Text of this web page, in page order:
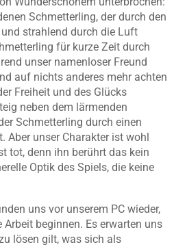
Schmetterling, der durch den
strahlend durch die Luft
für kurze Zeit durch
unser namenloser Freund
auf nichts anderes mehr achten
Freiheit und des Glücks
neben dem lärmenden
Schmetterling durch einen
Aber unser Charakter ist wohl
tot, denn ihn berührt das kein
Optik des Spiels, die keine
uns vor unserem PC wieder,
beginnen. Es erwarten uns
lösen gilt, was sich als